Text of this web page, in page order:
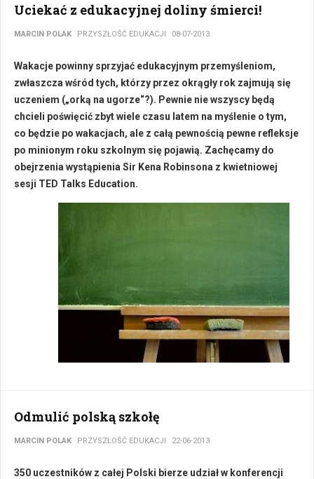
Uciekać z edukacyjnej doliny śmierci!
MARCIN POLAK PRZYSZŁOŚĆ EDUKACJI 08-07-2013
Wakacje powinny sprzyjać edukacyjnym przemyśleniom,
zwłaszcza wśród tych, którzy przez okrągły rok zajmują się
uczeniem („orką na ugorze“?). Pewnie nie wszyscy będą
chcieli poświęcić zbyt wiele czasu latem na myślenie o tym,
co będzie po wakacjach, ale z całą pewnością pewne refleksje
po minionym roku szkolnym się pojawią. Zachęcamy do
obejrzenia wystąpienia Sir Kena Robinsona z kwietniowej
sesji TED Talks Education.
Odmulić polską szkołę
MARCIN POLAK PRZYSZŁOŚĆ EDUKACJI 22-06-2013
350 uczestników z całej Polski bierze udział w konferencji